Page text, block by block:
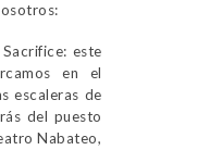
este
en el
escaleras de
del puesto
Nabateo,